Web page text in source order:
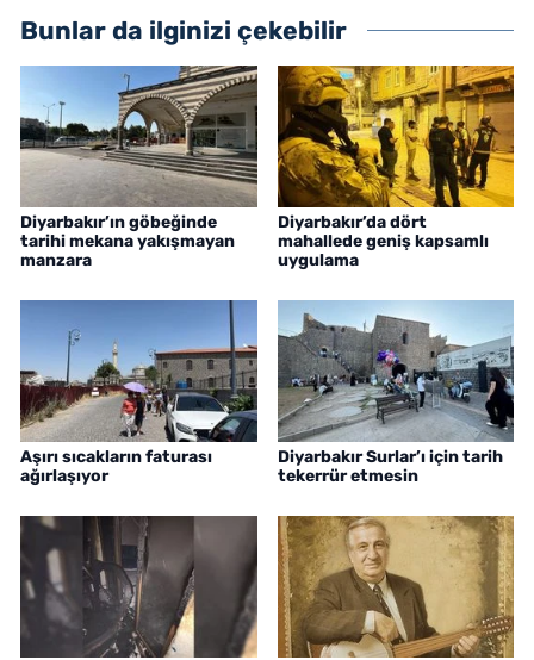
Bunlar da ilginizi çekebilir
Diyarbakır’ın göbeğinde
tarihi mekana yakışmayan
manzara
Diyarbakır’da dört
mahallede geniş kapsamlı
uygulama
Aşırı sıcakların faturası
ağırlaşıyor
Diyarbakır Surlar’ı için tarih
tekerrür etmesin